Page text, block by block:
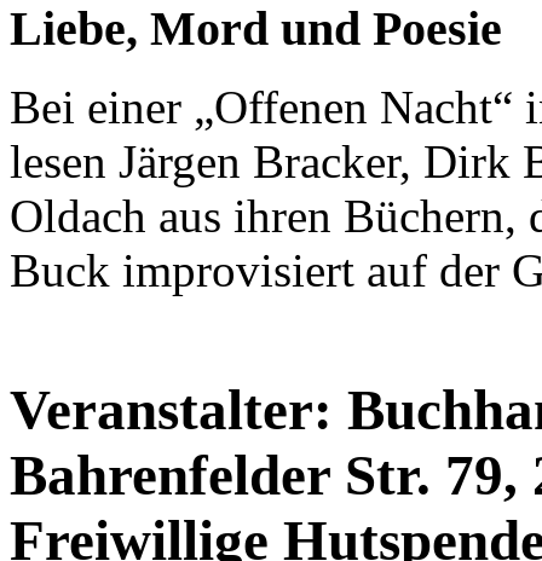
Liebe, Mord und Poesie
Bei einer „Offenen Nacht“
lesen Järgen Bracker, Dirk
Oldach aus ihren
Buck improvisiert auf der
Veranstalter:
Bahrenfelder Str.
Freiwillige